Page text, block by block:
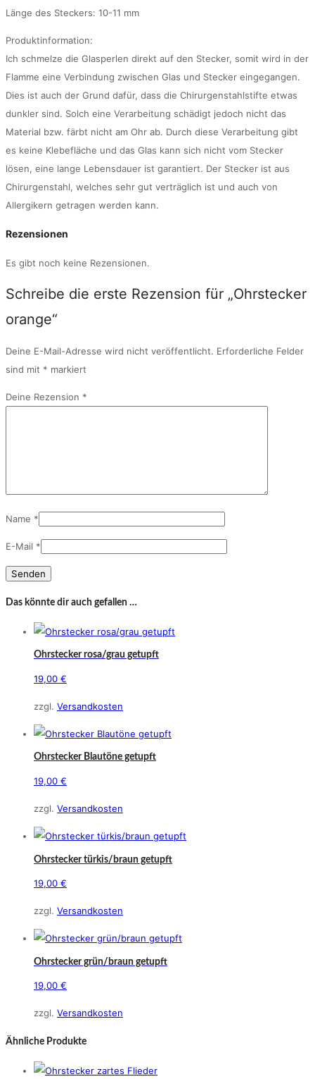
Länge des Steckers: 10-11 mm
Produktinformation:
Ich schmelze die Glasperlen direkt auf den Stecker, somit wird in der
Flamme eine Verbindung zwischen Glas und Stecker eingegangen.
Dies ist auch der Grund dafür, dass die Chirurgenstahlstifte etwas
dunkler sind. Solch eine Verarbeitung schädigt jedoch nicht das
Material bzw. färbt nicht am Ohr ab. Durch diese Verarbeitung gibt
es keine Klebefläche und das Glas kann sich nicht vom Stecker
lösen, eine lange Lebensdauer ist garantiert. Der Stecker ist aus
Chirurgenstahl, welches sehr gut verträglich ist und auch von
Allergikern getragen werden kann.
Rezensionen
Es gibt noch keine Rezensionen.
Schreibe die erste Rezension für „Ohrstecker
orange“
Deine E-Mail-Adresse wird nicht veröffentlicht. Erforderliche Felder
sind mit * markiert
Deine Rezension *
Name *
E-Mail *
Das könnte dir auch gefallen …
Ohrstecker rosa/grau getupft
19,00 €
zzgl. Versandkosten
Ohrstecker Blautöne getupft
19,00 €
zzgl. Versandkosten
Ohrstecker türkis/braun getupft
19,00 €
zzgl. Versandkosten
Ohrstecker grün/braun getupft
19,00 €
zzgl. Versandkosten
Ähnliche Produkte